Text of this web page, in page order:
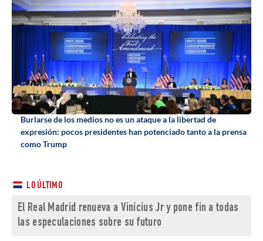
Burlarse de los medios no es un ataque a la libertad de
expresión: pocos presidentes han potenciado tanto a la prensa
como Trump
LO ÚLTIMO
El Real Madrid renueva a Vinícius Jr y pone fin a todas
las especulaciones sobre su futuro